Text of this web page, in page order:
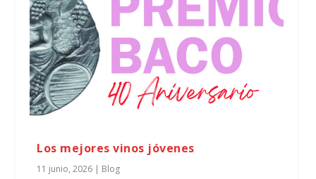
Los mejores vinos jóvenes
11 junio, 2026 | Blog